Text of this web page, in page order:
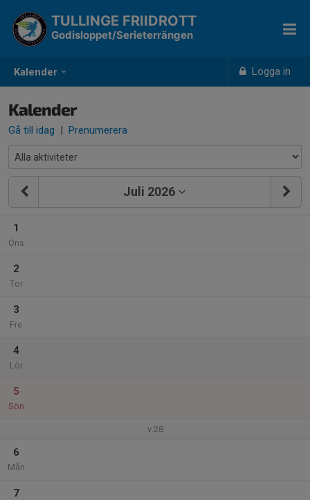
Kalender Logga in
TULLINGE FRIIDROTT
Godisloppet/Serieterrängen
Kalender
Gå till idag | Prenumerera
Juli 2026
1
Ons
2
Tor
3
Fre
4
Lör
5
Sön
v.28
6
Mån
7